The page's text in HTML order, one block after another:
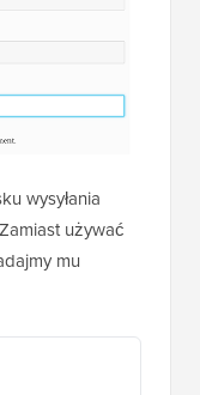
wysyłania
używać
mu